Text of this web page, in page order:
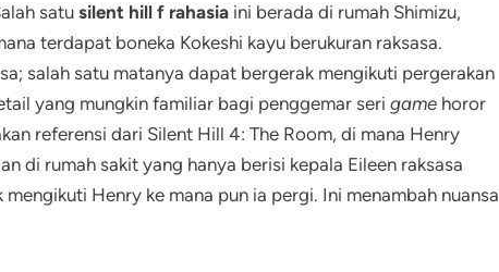
satu silent hill f rahasia ini berada di rumah Shimizu,
terdapat boneka Kokeshi kayu berukuran raksasa.
salah satu matanya dapat bergerak mengikuti pergerakan
yang mungkin familiar bagi penggemar seri game horor
referensi dari Silent Hill 4: The Room, di mana Henry
di rumah sakit yang hanya berisi kepala Eileen raksasa
Henry ke mana pun ia pergi. Ini menambah nuansa